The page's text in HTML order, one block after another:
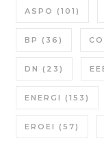
ASPO (101)
BP (36)
DN (23)
ENERGI (153)
EROEI (57)